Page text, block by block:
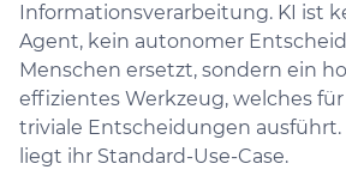
Informationsverarbeitung. KI ist
Agent, kein autonomer
Menschen ersetzt, sondern ein
effizientes Werkzeug, welches
triviale Entscheidungen
liegt ihr Standard-Use-Case.